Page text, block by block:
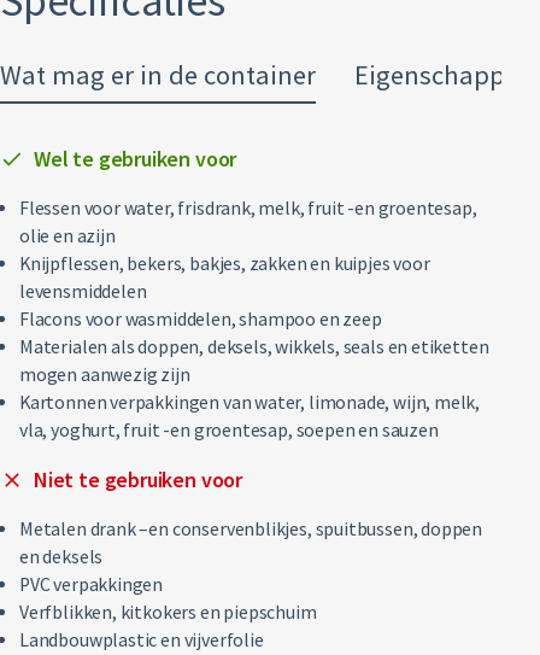
Vertrouwelijk papier
Alle soorten afval
Wat mag er in de container Eigenschappen
Wel te gebruiken voor
Flessen voor water, frisdrank, melk, fruit -en groentesap,
olie en azijn
Knijpflessen, bekers, bakjes, zakken en kuipjes voor
levensmiddelen
Flacons voor wasmiddelen, shampoo en zeep
Materialen als doppen, deksels, wikkels, seals en etiketten
mogen aanwezig zijn
Kartonnen verpakkingen van water, limonade, wijn, melk,
vla, yoghurt, fruit -en groentesap, soepen en sauzen
Niet te gebruiken voor
Metalen drank –en conservenblikjes, spuitbussen, doppen
en deksels
PVC verpakkingen
Verfblikken, kitkokers en piepschuim
Landbouwplastic en vijverfolie